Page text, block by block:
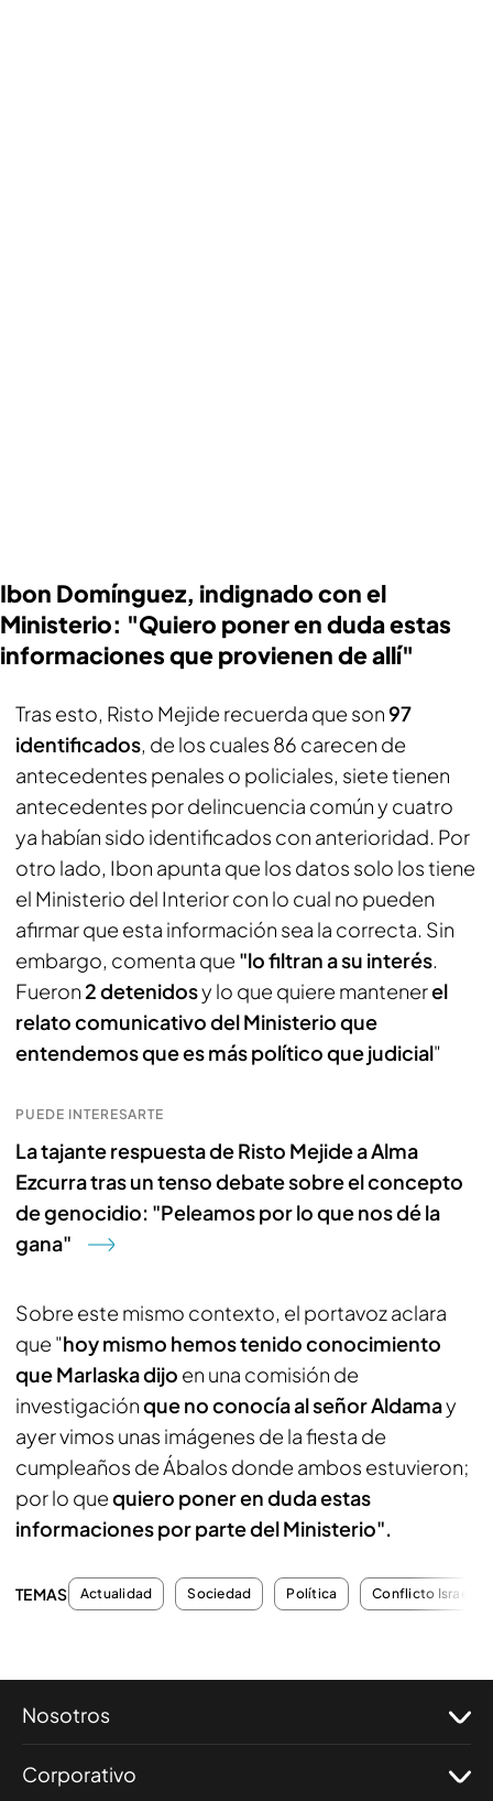
Ibon Domínguez, indignado con el
Ministerio: "Quiero poner en duda estas
informaciones que provienen de allí"
Tras esto, Risto Mejide recuerda que son97
identificados, de los cuales 86 carecen de
antecedentes penales o policiales, siete tienen
antecedentes por delincuencia común y cuatro
ya habían sido identificados con anterioridad. Por
otro lado, Ibon apunta que los datos solo los tiene
el Ministerio del Interior con lo cual no pueden
afirmar que esta información sea la correcta. Sin
embargo, comenta que "lo filtran a su interés.
Fueron 2 detenidosy lo que quiere mantenerel
relato comunicativo del Ministerio que
entendemos que es más político que judicial"
PUEDE INTERESARTE
La tajante respuesta de Risto Mejide a Alma
Ezcurra tras un tenso debate sobre el concepto
de genocidio: "Peleamos por lo que nos dé la
gana"
Sobre este mismo contexto, el portavoz aclara
que "hoy mismo hemos tenido conocimiento
que Marlaskadijo en una comisión de
investigaciónque no conocía al señor Aldamay
ayer vimos unas imágenes de la fiesta de
cumpleaños de Ábalos donde ambos estuvieron;
por lo quequiero poner en duda estas
informaciones por parte del Ministerio".
TEMAS Actualidad Sociedad Política Conflicto Israel-
Nosotros
Corporativo